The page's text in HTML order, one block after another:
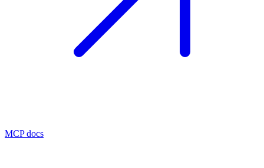
MCP docs